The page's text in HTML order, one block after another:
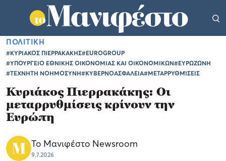
ΠΟΛΙΤΙΚΗ
#ΚΥΡΙΑΚΟΣ ΠΙΕΡΡΑΚΑΚΗΣ#EUROGROUP
#ΥΠΟΥΡΓΕΙΟ ΕΘΝΙΚΗΣ ΟΙΚΟΝΟΜΙΑΣ ΚΑΙ ΟΙΚΟΝΟΜΙΚΩΝ#ΕΥΡΩΖΩΝΗ
#ΤΕΧΝΗΤΗ ΝΟΗΜΟΣΥΝΗ#ΚΥΒΕΡΝΟΑΣΦΑΛΕΙΑ#ΜΕΤΑΡΡΥΘΜΊΣΕΙΣ
Κυριάκος Πιερρακάκης: Οι
μεταρρυθμίσεις κρίνουν την
Ευρώπη
Το Μανιφέστο Newsroom
9.7.2026